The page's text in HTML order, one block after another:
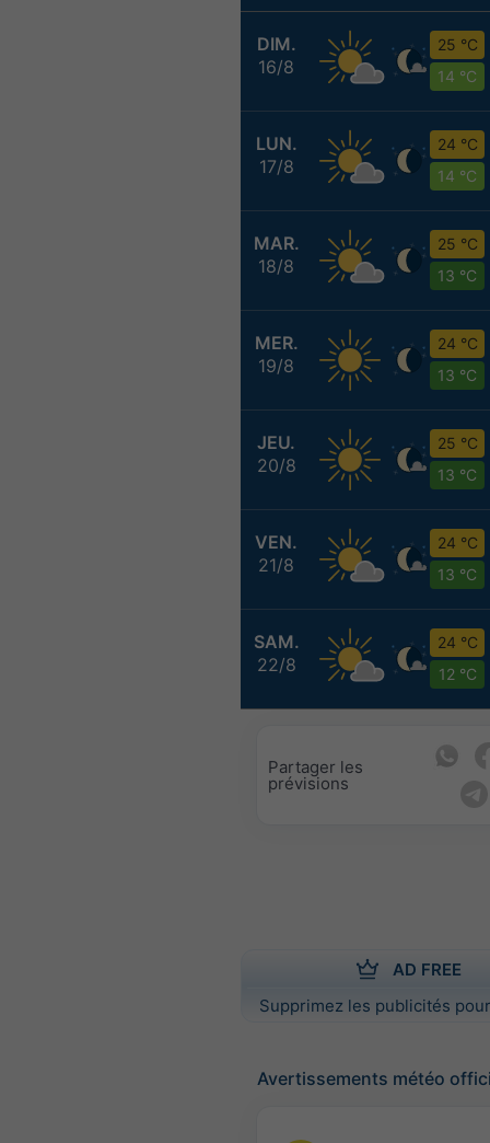
DIM.
16/8
25 °C
14 °C
LUN.
17/8
24 °C
14 °C
MAR.
18/8
25 °C
13 °C
MER.
19/8
24 °C
13 °C
JEU.
20/8
25 °C
13 °C
VEN.
21/8
24 °C
13 °C
SAM.
22/8
24 °C
12 °C
Partager les
prévisions
AD FREE
Supprimez les publicités
Avertissements météo